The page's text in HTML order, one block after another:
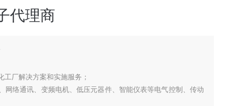
代理商
厂解决方案和实施服务；
通讯、变频电机、低压元器件、智能仪表等电气控制、传动